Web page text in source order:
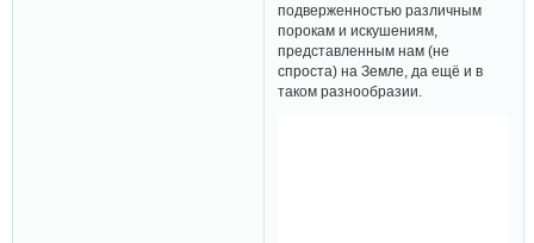
подверженностью различным
порокам и искушениям,
представленным нам (не
спроста) на Земле, да ещё и в
таком разнообразии.